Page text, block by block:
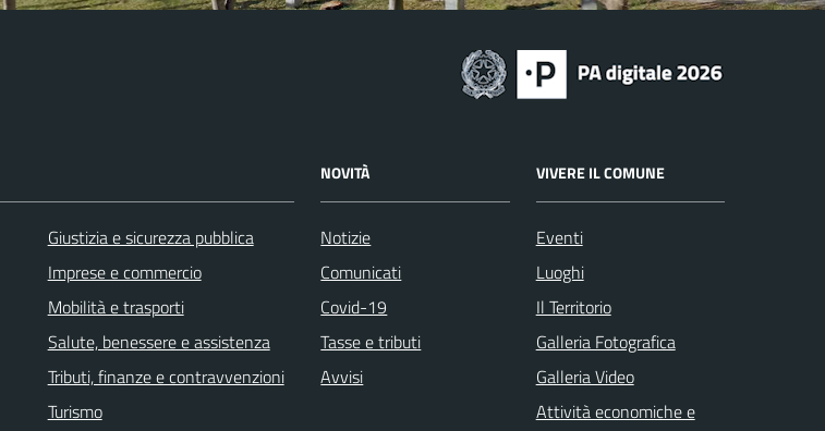
Giustizia e sicurezza pubblica
Imprese e commercio
Mobilità e trasporti
Salute, benessere e assistenza
Tributi, finanze e contravvenzioni
Turismo
NOVITÀ
Notizie
Comunicati
Covid-19
Tasse e tributi
Avvisi
VIVERE IL COMUNE
Eventi
Luoghi
Il Territorio
Galleria Fotografica
Galleria Video
Attività economiche e